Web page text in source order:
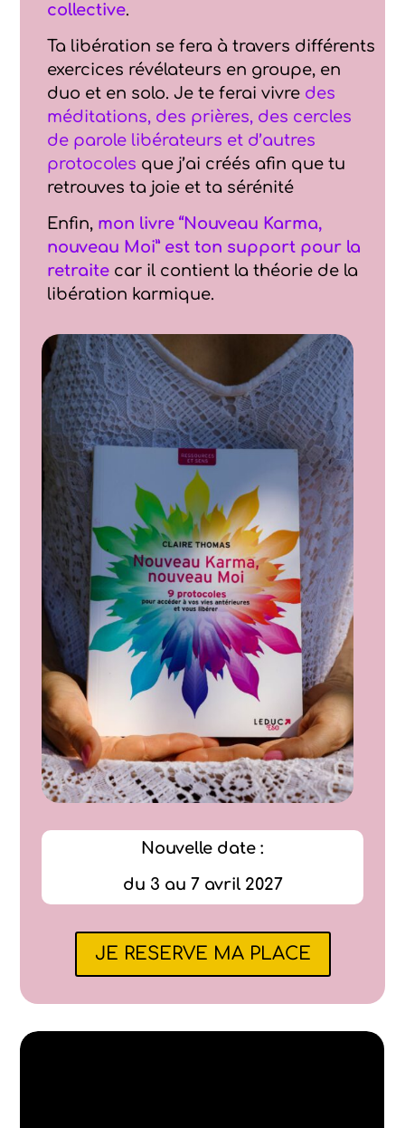
collective.
Ta libération se fera à travers différents
exercices révélateurs en groupe, en
duo et en solo. Je te ferai vivre des
méditations, des prières, des cercles
de parole libérateurs et d’autres
protocoles que j’ai créés afin que tu
retrouves ta joie et ta sérénité
Enfin, mon livre “Nouveau Karma,
nouveau Moi” est ton support pour la
retraite car il contient la théorie de la
libération karmique.
Nouvelle date :
du 3 au 7 avril 2027
JE RESERVE MA PLACE